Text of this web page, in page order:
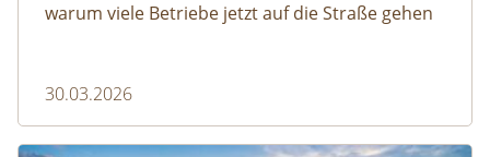
warum viele Betriebe jetzt auf die Straße gehen
30.03.2026